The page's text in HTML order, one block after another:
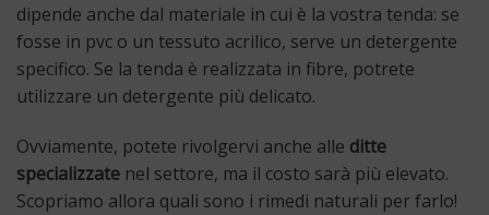
dipende anche dal materiale in cui è la vostra tenda: se
fosse in pvc o un tessuto acrilico, serve un detergente
specifico. Se la tenda è realizzata in fibre, potrete
utilizzare un detergente più delicato.
Ovviamente, potete rivolgervi anche alle ditte
specializzate nel settore, ma il costo sarà più elevato.
Scopriamo allora quali sono i rimedi naturali per farlo!